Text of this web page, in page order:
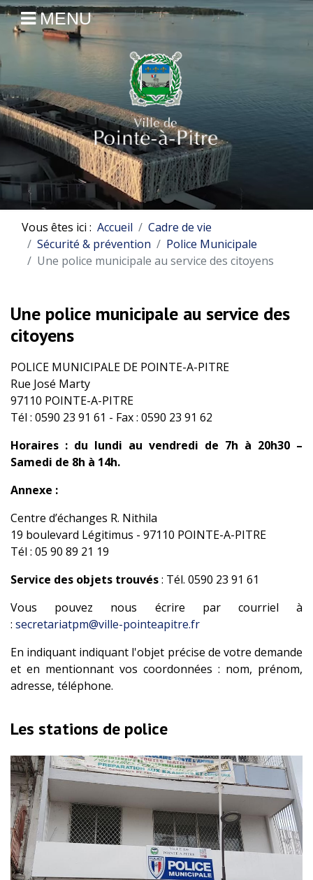
MENU
Vous êtes ici : Accueil
Cadre de vie
Sécurité & prévention
Police Municipale
Une police municipale au service des citoyens
Une police municipale au service des
citoyens
POLICE MUNICIPALE DE POINTE-A-PITRE
Rue José Marty
97110 POINTE-A-PITRE
Tél : 0590 23 91 61 - Fax : 0590 23 91 62
Horaires : du lundi au vendredi de 7h à 20h30 –
Samedi de 8h à 14h.
Annexe :
Centre d’échanges R. Nithila
19 boulevard Légitimus - 97110 POINTE-A-PITRE
Tél : 05 90 89 21 19
Service des objets trouvés: Tél. 0590 23 91 61
Vous pouvez nous écrire par courriel à
: secretariatpm@ville-pointeapitre.fr
En indiquant indiquant l'objet précise de votre demande
et en mentionnant vos coordonnées : nom, prénom,
adresse, téléphone.
Les stations de police